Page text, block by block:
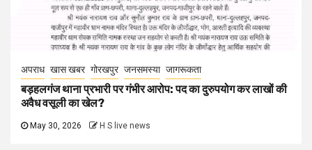
अपराध खास खबर गोरखपुर जनसमस्या जागरूकता
बड़हलगंज थाना प्रभारी पर गंभीर आरोप: पद का दुरुपयोग कर लाखों की
अवैध वसूली का खेल?
May 30, 2026 H S live news